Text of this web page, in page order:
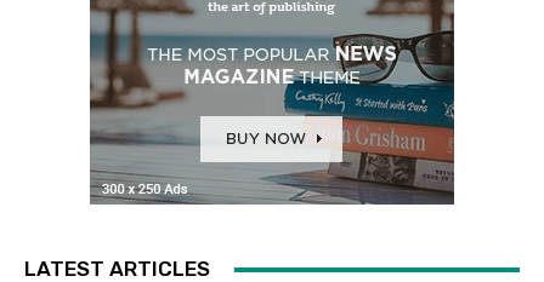
LATEST ARTICLES